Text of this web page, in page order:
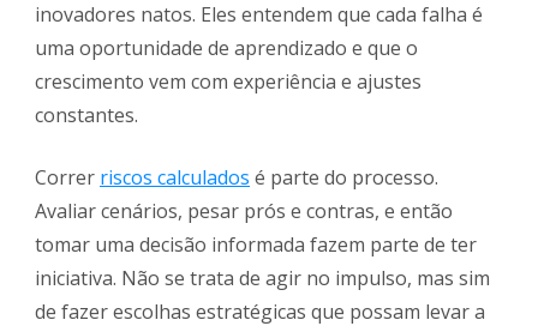
inovadores natos. Eles entendem que cada falha é
uma oportunidade de aprendizado e que o
crescimento vem com experiência e ajustes
constantes.
Correr riscos calculados é parte do processo.
Avaliar cenários, pesar prós e contras, e então
tomar uma decisão informada fazem parte de ter
iniciativa. Não se trata de agir no impulso, mas sim
de fazer escolhas estratégicas que possam levar a